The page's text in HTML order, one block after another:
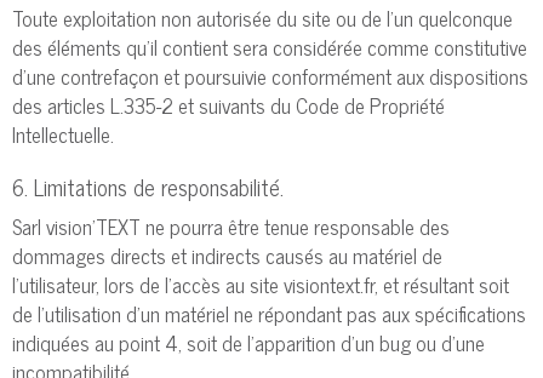
Toute exploitation non autorisée du site ou de l’un quelconque
des éléments qu’il contient sera considérée comme constitutive
d’une contrefaçon et poursuivie conformément aux dispositions
des articles L.335-2 et suivants du Code de Propriété
Intellectuelle.
6. Limitations de responsabilité.
Sarl vision'TEXT ne pourra être tenue responsable des
dommages directs et indirects causés au matériel de
l’utilisateur, lors de l’accès au site visiontext.fr, et résultant soit
de l’utilisation d’un matériel ne répondant pas aux spécifications
indiquées au point 4, soit de l’apparition d’un bug ou d’une